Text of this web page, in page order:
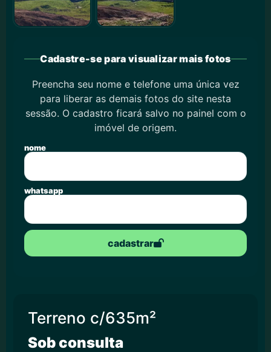
Cadastre-se para visualizar mais fotos
Preencha seu nome e telefone uma única vez
para liberar as demais fotos do site nesta
sessão. O cadastro ficará salvo no painel com o
imóvel de origem.
nome
whatsapp
cadastrar
Terreno c/635m²
Sob consulta